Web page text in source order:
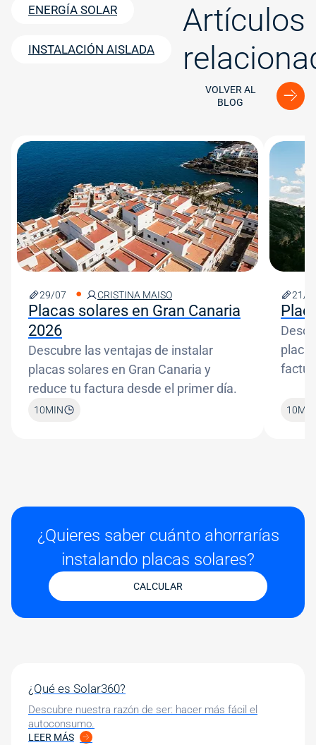
ENERGÍA SOLAR
INSTALACIÓN AISLADA
Artículos
VOLVER AL
BLOG
Image
29/07 CRISTINA MAISO
Placas solares en Gran Canaria
2026
Descubre las ventajas de instalar
placas solares en Gran Canaria y
reduce tu factura desde el primer día.
10MIN
Image
21/
10MIN
¿Quieres saber cuánto ahorrarías
instalando placas solares?
CALCULAR
¿Qué es Solar360?
Descubre nuestra razón de ser: hacer más fácil el
autoconsumo.
LEER MÁS